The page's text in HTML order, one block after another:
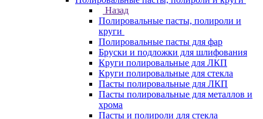
Назад
Полировальные пасты, полироли и
круги
Полировальные пасты для фар
Бруски и подложки для шлифования
Круги полировальные для ЛКП
Круги полировальные для стекла
Пасты полировальные для ЛКП
Пасты полировальные для металлов и
хрома
Пасты и полироли для стекла